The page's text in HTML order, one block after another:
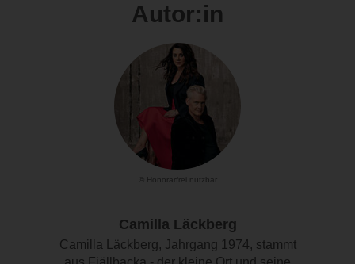
Autor:in
© Honorarfrei nutzbar
Camilla Läckberg
Camilla Läckberg, Jahrgang 1974, stammt